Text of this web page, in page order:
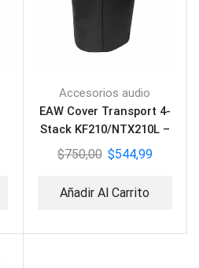
Accesorios audio
EAW Cover Transport 4-
Stack KF210/NTX210L –
USA
$750,00 $544,99
Añadir Al Carrito